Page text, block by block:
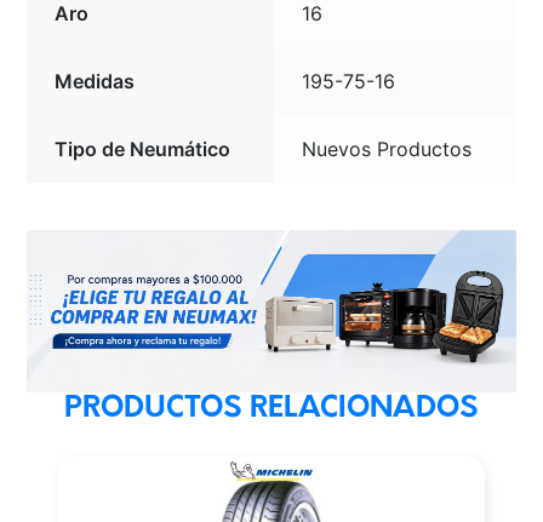
Aro 16
Medidas 195-75-16
Tipo de Neumático Nuevos Productos
PRODUCTOS RELACIONADOS